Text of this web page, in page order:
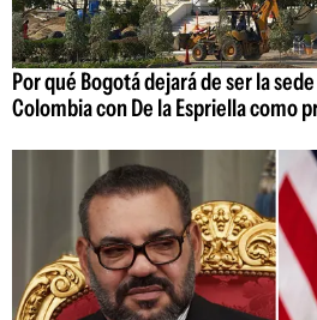
Por qué Bogotá dejará de ser la
Colombia con De la Espriella como